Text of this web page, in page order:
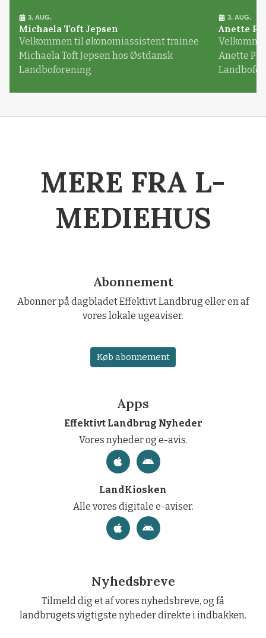
3. AUG.
Michaela Toft Jepsen
Velkommen til økonomiassistent trainee
Michaela Toft Jepsen hos Østdansk
Landboforening
3. AUG.
Anette
Anette
MERE FRA L-
MEDIEHUS
Abonnement
Abonner på dagbladet Effektivt Landbrug eller en af
vores lokale ugeaviser.
Køb abonnement
Apps
Effektivt Landbrug Nyheder
Vores nyheder og e-avis.
LandKiosken
Alle vores digitale e-aviser.
Nyhedsbreve
Tilmeld dig et af vores nyhedsbreve, og få
landbrugets vigtigste nyheder direkte i indbakken.